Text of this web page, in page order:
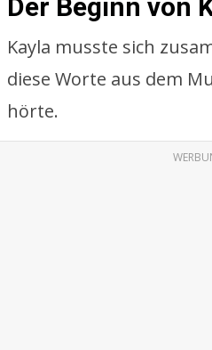
Der Beginn von
Kayla musste sich
diese Worte aus dem
hörte.